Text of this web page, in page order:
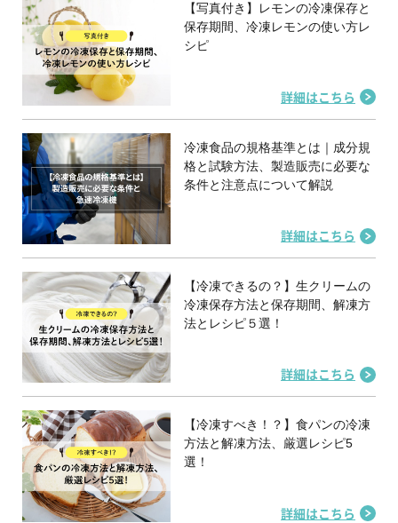
【写真付き】レモンの冷凍保存と
保存期間、冷凍レモンの使い方レ
シピ
詳細はこちら
冷凍食品の規格基準とは｜成分規
格と試験方法、製造販売に必要な
条件と注意点について解説
詳細はこちら
【冷凍できるの？】生クリームの
冷凍保存方法と保存期間、解凍方
法とレシピ５選！
詳細はこちら
【冷凍すべき！？】食パンの冷凍
方法と解凍方法、厳選レシピ5
選！
詳細はこちら